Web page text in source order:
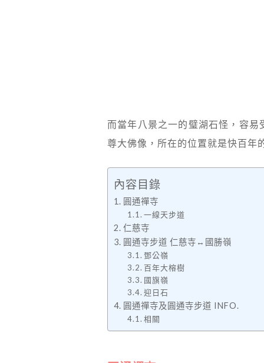
而當年八景之一的璧湖石怪，容
尊大佛像，所在的位置就是快百年
內容目錄
圓通禪寺
一線天步道
仁慈寺
圓通寺步道 仁慈寺↔國勝嶺
鄧公嶺
百年大榕樹
國旗嶺
迎日石
圓通禪寺及圓通寺步道 INFO.
相關